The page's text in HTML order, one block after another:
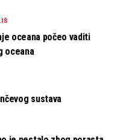
oceana počeo vaditi
oceana
sustava